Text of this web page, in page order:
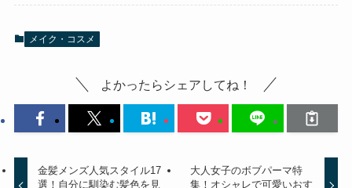
メイク・コスメ
よかったらシェアしてね！
金髪メンズ人気スタイル17
選！自分に馴染む髪色を見
大人女子のボブパーマ特
集！オシャレで可愛いおす